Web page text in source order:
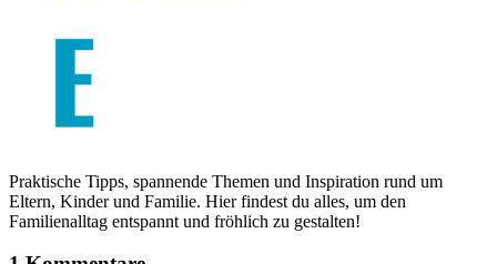
Praktische Tipps, spannende Themen und Inspiration rund um
Eltern, Kinder und Familie. Hier findest du alles, um den
Familienalltag entspannt und fröhlich zu gestalten!